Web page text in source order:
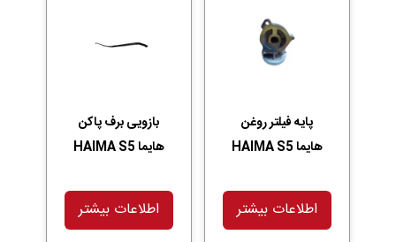
پایه فیلتر روغن
هایما HAIMA S5
اطلاعات بیشتر
بازویی برف پاکن
هایما HAIMA S5
اطلاعات بیشتر